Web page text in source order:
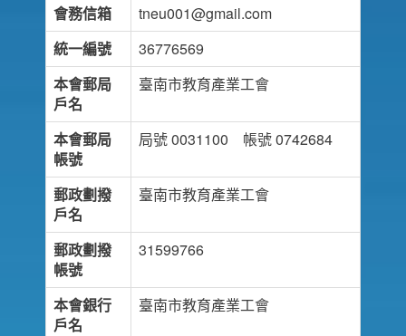
會務信箱
tneu001@gmail.com
統一編號
36776569
本會郵局
戶名
臺南市教育產業工會
本會郵局
帳號
局號 0031100 帳號 0742684
郵政劃撥
戶名
臺南市教育產業工會
郵政劃撥
帳號
31599766
本會銀行
戶名
臺南市教育產業工會